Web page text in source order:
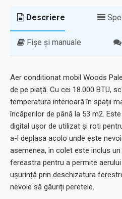
Descriere
Fișe și manuale
Aer conditionat mobil Woods
de pe piață. Cu cei 18.000 BTU,
temperatura interioară în spații
încăperilor de până la 53 m2.
digital ușor de utilizat și roti
a-l deplasa acolo unde este
asemenea, in colet este inclus
fereastra pentru a permite
ușurință prin deschizatura
nevoie să găuriți peretele.